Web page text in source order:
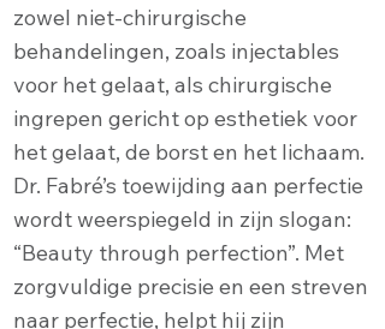
zowel niet-chirurgische
behandelingen, zoals injectables
voor het gelaat, als chirurgische
ingrepen gericht op esthetiek voor
het gelaat, de borst en het lichaam.
Dr. Fabré’s toewijding aan perfectie
wordt weerspiegeld in zijn slogan:
“Beauty through perfection”. Met
zorgvuldige precisie en een streven
naar perfectie, helpt hij zijn